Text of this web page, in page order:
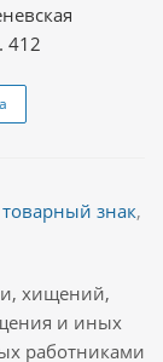
412
знак,
хищений,
и иных
работниками